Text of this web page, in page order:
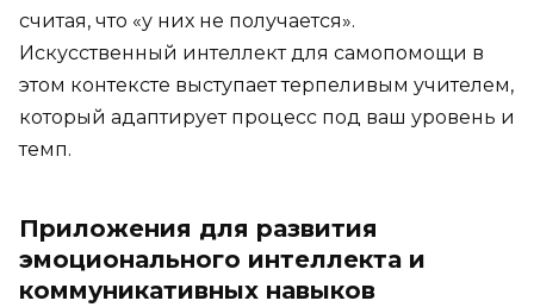
считая, что «у них не получается».
Искусственный интеллект для самопомощи в
этом контексте выступает терпеливым учителем,
который адаптирует процесс под ваш уровень и
темп.
Приложения для развития
эмоционального интеллекта и
коммуникативных навыков